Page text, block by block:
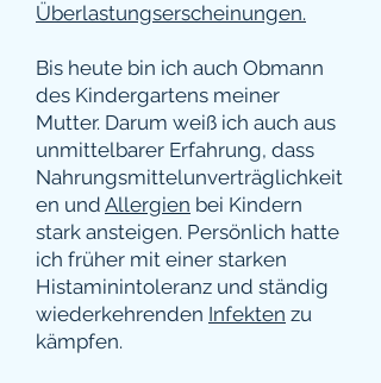
Überlastungserscheinungen.
Bis heute bin ich auch Obmann
des Kindergartens meiner
Mutter. Darum weiß ich auch aus
unmittelbarer Erfahrung, dass
Nahrungsmittelunverträglichkeit
en und Allergien bei Kindern
stark ansteigen. Persönlich hatte
ich früher mit einer starken
Histaminintoleranz und ständig
wiederkehrenden Infekten zu
kämpfen.